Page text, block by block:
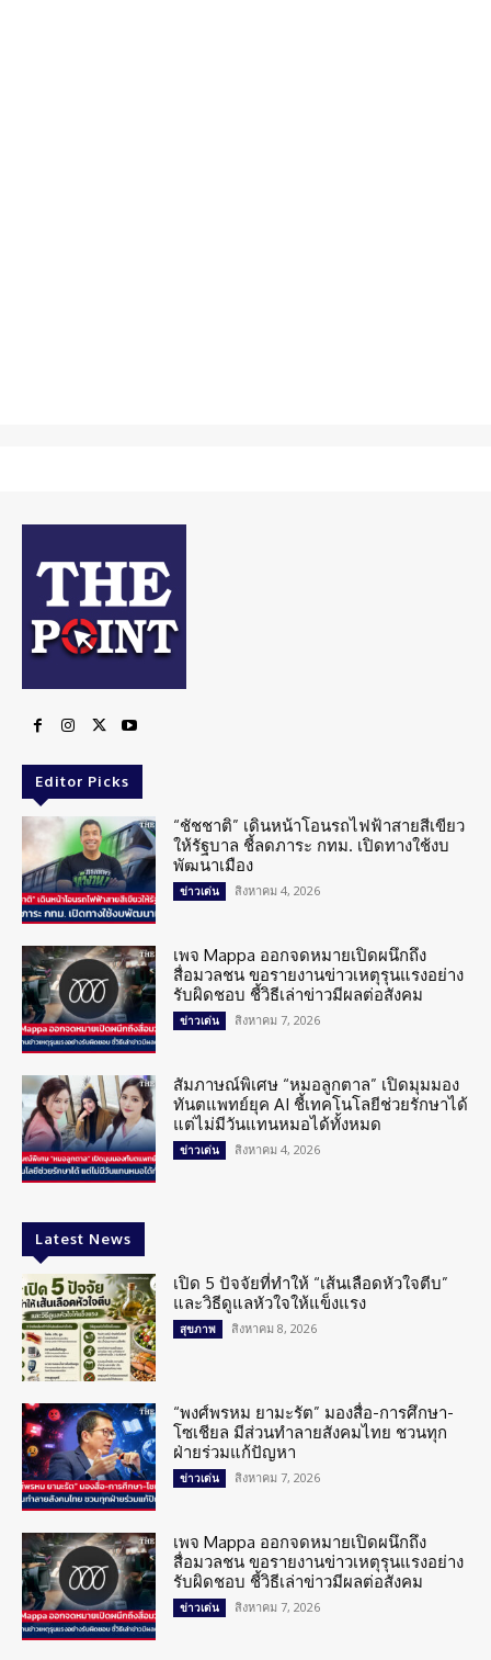
Editor Picks
“ชัชชาติ” เดินหน้าโอนรถไฟฟ้าสายสีเขียว
ให้รัฐบาล ชี้ลดภาระ กทม. เปิดทางใช้งบ
พัฒนาเมือง
ข่าวเด่น สิงหาคม 4, 2026
เพจ Mappa ออกจดหมายเปิดผนึกถึง
สื่อมวลชน ขอรายงานข่าวเหตุรุนแรงอย่าง
รับผิดชอบ ชี้วิธีเล่าข่าวมีผลต่อสังคม
ข่าวเด่น สิงหาคม 7, 2026
สัมภาษณ์พิเศษ “หมอลูกตาล” เปิดมุมมอง
ทันตแพทย์ยุค AI ชี้เทคโนโลยีช่วยรักษาได้
แต่ไม่มีวันแทนหมอได้ทั้งหมด
ข่าวเด่น สิงหาคม 4, 2026
Latest News
เปิด 5 ปัจจัยที่ทำให้ “เส้นเลือดหัวใจตีบ”
และวิธีดูแลหัวใจให้แข็งแรง
สุขภาพ สิงหาคม 8, 2026
“พงศ์พรหม ยามะรัต” มองสื่อ-การศึกษา-
โซเชียล มีส่วนทำลายสังคมไทย ชวนทุก
ฝ่ายร่วมแก้ปัญหา
ข่าวเด่น สิงหาคม 7, 2026
เพจ Mappa ออกจดหมายเปิดผนึกถึง
สื่อมวลชน ขอรายงานข่าวเหตุรุนแรงอย่าง
รับผิดชอบ ชี้วิธีเล่าข่าวมีผลต่อสังคม
ข่าวเด่น สิงหาคม 7, 2026